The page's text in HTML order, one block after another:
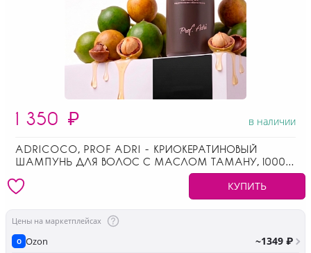
1 350 ₽ в наличии
ADRICOCO, PROF ADRI - КРИОКЕРАТИНОВЫЙ
ШАМПУНЬ ДЛЯ ВОЛОС С МАСЛОМ ТАМАНУ, 1000
КУПИТЬ
Цены на маркетплейсах
O Ozon ~1349 ₽